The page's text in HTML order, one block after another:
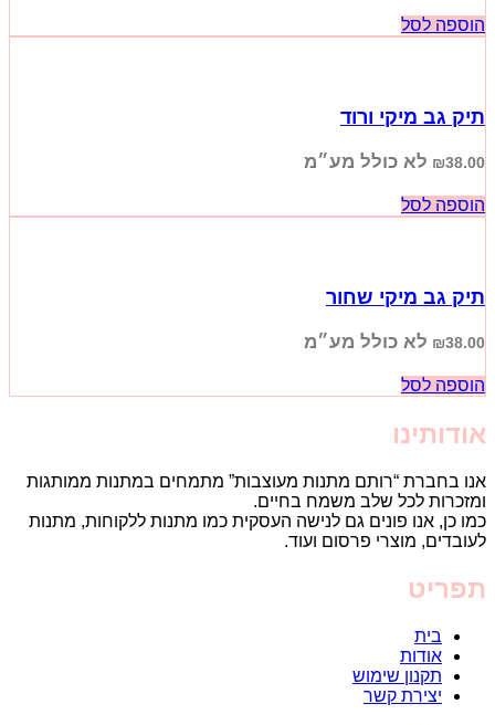
הוספה לסל
תיק גב מיקי ורוד
₪38.00 לא כולל מע״מ
הוספה לסל
תיק גב מיקי שחור
₪38.00 לא כולל מע״מ
הוספה לסל
אודותינו
אנו בחברת “רותם מתנות מעוצבות” מתמחים במתנות ממותגות
ומזכרות לכל שלב משמח בחיים.
כמו כן, אנו פונים גם לנישה העסקית כמו מתנות ללקוחות, מתנות
לעובדים, מוצרי פרסום ועוד.
תפריט
בית
אודות
תקנון שימוש
יצירת קשר